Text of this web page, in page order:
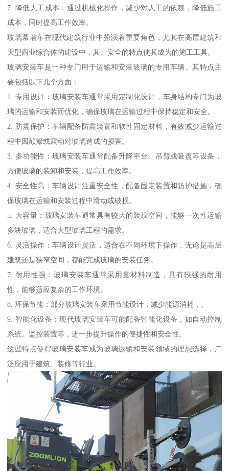
7. 降低人工成本：通过机械化操作，减少对人工的依赖，降低施工
成本，同时提高工作效率。
玻璃幕墙车在现代建筑行业中扮演着重要角色，尤其在高层建筑和
大型商业综合体的建设中，其、安全的特点使其成为的施工工具。
玻璃安装车是一种专门用于运输和安装玻璃的专用车辆。其特点主
要包括以下几个方面：
1. 专用设计：玻璃安装车通常采用定制化设计，车身结构专门为玻
璃的运输和安装而优化，确保玻璃在运输过程中保持稳定和安全。
2. 防震保护：车辆配备防震装置和软性固定材料，有效减少运输过
程中因颠簸或震动对玻璃造成的损害。
3. 多功能性：玻璃安装车通常配备升降平台、吊臂或吸盘等设备，
方便玻璃的装卸和安装，提高工作效率。
4. 安全性高：车辆设计注重安全性，配备固定装置和防护措施，确
保玻璃在运输和安装过程中滑动或破损。
5. 大容量：玻璃安装车通常具有较大的装载空间，能够一次性运输
多块玻璃，适合大型玻璃工程的需求。
6. 灵活操作：车辆设计灵活，适合在不同环境下操作，无论是高层
建筑还是狭窄空间，都能完成玻璃的安装任务。
7. 耐用性强：玻璃安装车通常采用量材料制造，具有较强的耐用
性，能够适应复杂的工作环境。
8. 环保节能：部分玻璃安装车采用节能设计，减少能源消耗，。
9. 智能化设备：现代玻璃安装车可能配备智能化设备，如自动控制
系统、监控装置等，进一步提升操作的便捷性和安全性。
这些特点使得玻璃安装车成为玻璃运输和安装领域的理想选择，广
泛应用于建筑、装修等行业。